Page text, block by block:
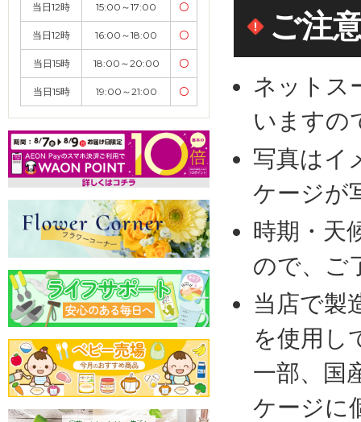
当日12時 15:00～17:00 〇
当日12時 16:00～18:00 〇
当日15時 18:00～20:00 〇
当日15時 19:00～21:00 〇
ご注
ネットス
いますの
写真はイ
ケージが
時期・天
ので、ご
当店で製
を使用し
一部、国
ケージに